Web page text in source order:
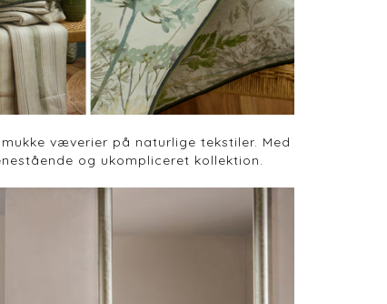
væverier på naturlige tekstiler. Med
og ukompliceret kollektion.